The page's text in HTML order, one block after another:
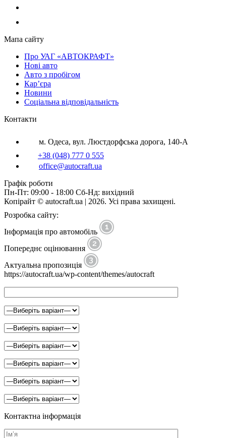
Мапа сайту
Про УАГ «АВТОКРАФТ»
Нові авто
Авто з пробігом
Кар’єра
Новини
Соціальна відповідальність
Контакти
м. Одеса, вул. Люстдорфська дорога, 140-А
+38 (048) 777 0 555
office@autocraft.ua
Графік роботи
Пн-Пт: 09:00 - 18:00 Сб-Нд: вихідний
Копірайт © autocraft.ua | 2026. Усі права захищені.
Розробка сайту:
Інформація про автомобіль
Попереднє оцінювання
Актуальна пропозиція
https://autocraft.ua/wp-content/themes/autocraft
Контактна інформація